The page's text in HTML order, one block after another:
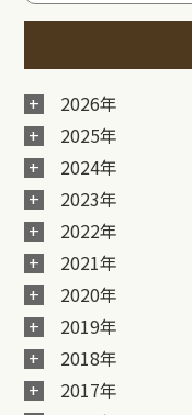
2026年
2025年
2024年
2023年
2022年
2021年
2020年
2019年
2018年
2017年